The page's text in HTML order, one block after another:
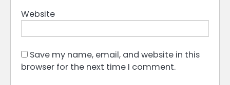
Website
Save my name, email, and website in this
browser for the next time I comment.